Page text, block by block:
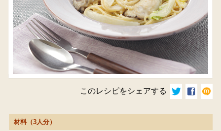
このレシピをシェアする
材料（3人分）